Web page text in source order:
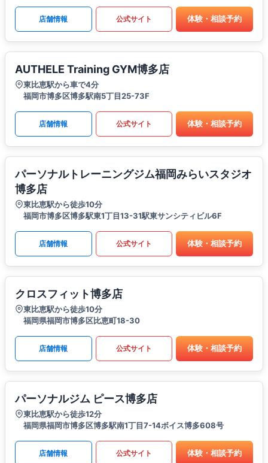
店舗情報 公式サイト 体験・相談予約
AUTHELE Training GYM博多店
東比恵駅から車で4分
福岡市博多区博多駅南5丁目25-73F
店舗情報 公式サイト 体験・相談予約
パーソナルトレーニングジム福岡みらいスタジオ
博多店
東比恵駅から徒歩10分
福岡市博多区博多駅東1丁目13-31駅東サンシティビル6F
店舗情報 公式サイト 体験・相談予約
クロスフィット博多店
東比恵駅から徒歩10分
福岡県福岡市博多区比恵町18-30
店舗情報 公式サイト 体験・相談予約
パーソナルジム ピース博多店
東比恵駅から徒歩12分
福岡県福岡市博多区博多駅南1丁目7-14ボイス博多608号
店舗情報 公式サイト 体験・相談予約